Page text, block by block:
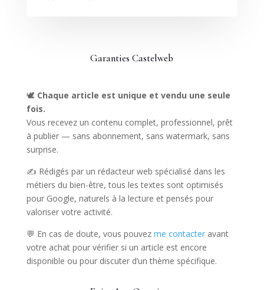
Garanties Castelweb
🕊️ Chaque article est unique et vendu une seule
fois.
Vous recevez un contenu complet, professionnel, prêt
à publier — sans abonnement, sans watermark, sans
surprise.
✍️ Rédigés par un rédacteur web spécialisé dans les
métiers du bien-être, tous les textes sont optimisés
pour Google, naturels à la lecture et pensés pour
valoriser votre activité.
💬 En cas de doute, vous pouvez me contacteravant
votre achat pour vérifier si un article est encore
disponible ou pour discuter d’un thème spécifique.